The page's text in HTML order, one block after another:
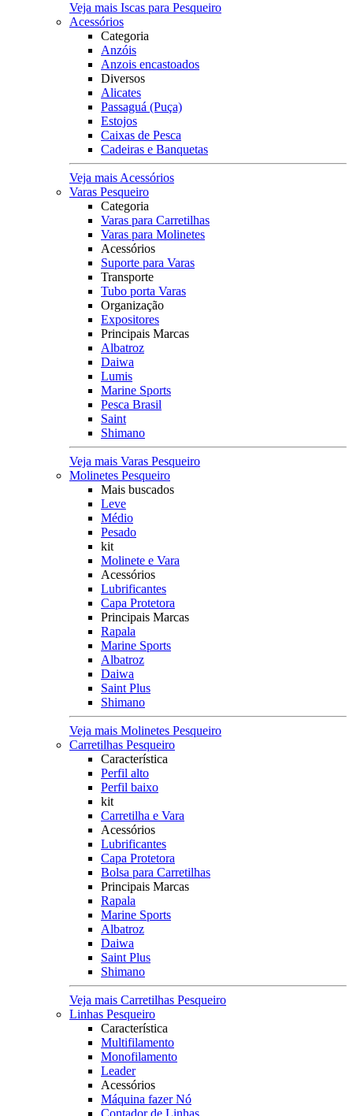
Veja mais Iscas para Pesqueiro
Acessórios
Categoria
Anzóis
Anzois encastoados
Diversos
Alicates
Passaguá (Puça)
Estojos
Caixas de Pesca
Cadeiras e Banquetas
Veja mais Acessórios
Varas Pesqueiro
Categoria
Varas para Carretilhas
Varas para Molinetes
Acessórios
Suporte para Varas
Transporte
Tubo porta Varas
Organização
Expositores
Principais Marcas
Albatroz
Daiwa
Lumis
Marine Sports
Pesca Brasil
Saint
Shimano
Veja mais Varas Pesqueiro
Molinetes Pesqueiro
Mais buscados
Leve
Médio
Pesado
kit
Molinete e Vara
Acessórios
Lubrificantes
Capa Protetora
Principais Marcas
Rapala
Marine Sports
Albatroz
Daiwa
Saint Plus
Shimano
Veja mais Molinetes Pesqueiro
Carretilhas Pesqueiro
Característica
Perfil alto
Perfil baixo
kit
Carretilha e Vara
Acessórios
Lubrificantes
Capa Protetora
Bolsa para Carretilhas
Principais Marcas
Rapala
Marine Sports
Albatroz
Daiwa
Saint Plus
Shimano
Veja mais Carretilhas Pesqueiro
Linhas Pesqueiro
Característica
Multifilamento
Monofilamento
Leader
Acessórios
Máquina fazer Nó
Contador de Linhas